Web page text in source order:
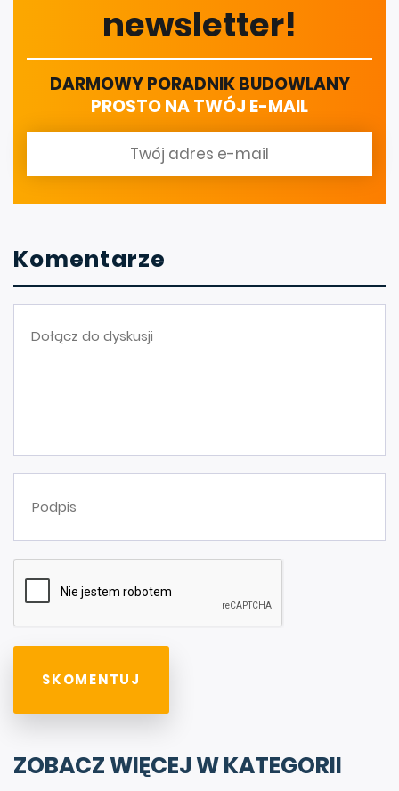
newsletter!
DARMOWY PORADNIK BUDOWLANY
PROSTO NA TWÓJ E-MAIL
Komentarze
ZOBACZ WIĘCEJ W KATEGORII